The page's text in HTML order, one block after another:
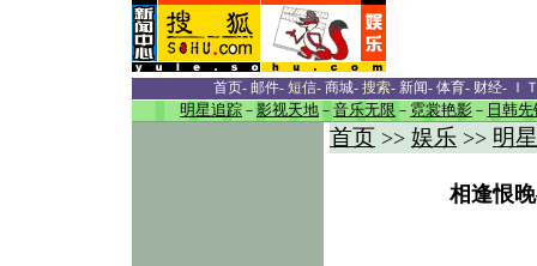
首页- 邮件- 短信- 商城- 搜索- 新闻- 体育- 财经- Ｉ
明星追踪 － 影视天地 － 音乐无限 － 霓裳艳影 － 日韩先
首页 >> 娱乐 >> 明
相逢恨